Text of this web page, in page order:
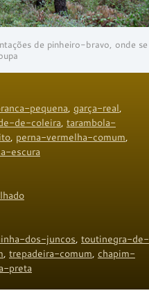
de pinheiro-bravo, onde se
pequena, garça-real,
de-coleira, tarambola-
, perna-vermelha-comum,
escura
dos-juncos, toutinegra-de-
, trepadeira-comum, chapim-
preta